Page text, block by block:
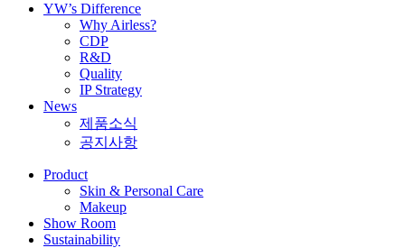
YW’s Difference
Why Airless?
CDP
R&D
Quality
IP Strategy
News
제품소식
공지사항
Product
Skin & Personal Care
Makeup
Show Room
Sustainability